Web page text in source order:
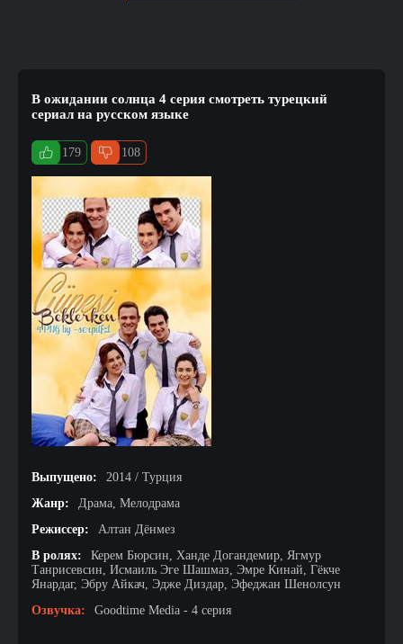
В ожидании солнца 4 серия смотреть турецкий
сериал на русском языке
179 108
Выпущено:
2014 / Турция
Жанр:
Драма, Мелодрама
Режиссер:
Алтан Дёнмез
В ролях:
Керем Бюрсин, Ханде Догандемир, Ягмур
Танрисевсин, Исмаиль Эге Шашмаз, Эмре Кинай, Гёкче
Янардаг, Эбру Айкач, Эдже Диздар, Эфеджан Шенолсун
Озвучка:
Goodtime Media - 4 серия